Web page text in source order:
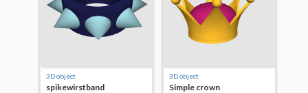
3D object
spikewirstband
3D object
Simple crown